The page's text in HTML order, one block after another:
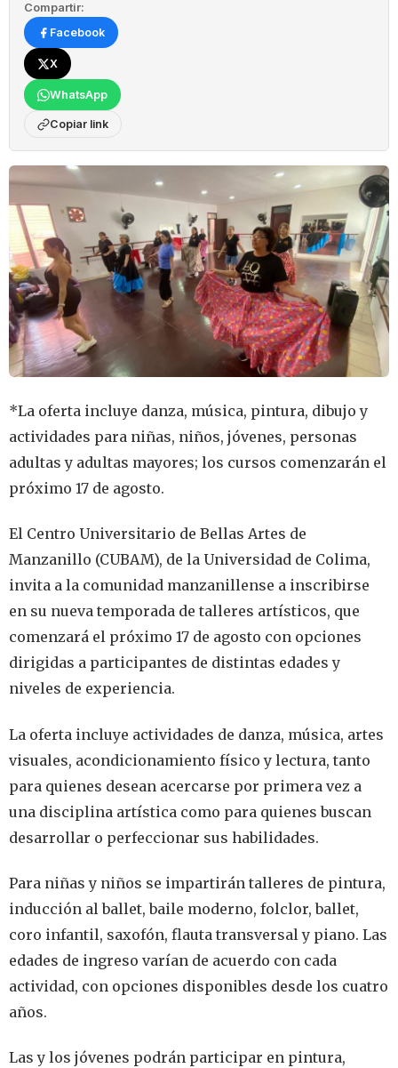
Compartir:
Facebook
X
WhatsApp
Copiar link
*La oferta incluye danza, música, pintura, dibujo y
actividades para niñas, niños, jóvenes, personas
adultas y adultas mayores; los cursos comenzarán el
próximo 17 de agosto.
El Centro Universitario de Bellas Artes de
Manzanillo (CUBAM), de la Universidad de Colima,
invita a la comunidad manzanillense a inscribirse
en su nueva temporada de talleres artísticos, que
comenzará el próximo 17 de agosto con opciones
dirigidas a participantes de distintas edades y
niveles de experiencia.
La oferta incluye actividades de danza, música, artes
visuales, acondicionamiento físico y lectura, tanto
para quienes desean acercarse por primera vez a
una disciplina artística como para quienes buscan
desarrollar o perfeccionar sus habilidades.
Para niñas y niños se impartirán talleres de pintura,
inducción al ballet, baile moderno, folclor, ballet,
coro infantil, saxofón, flauta transversal y piano. Las
edades de ingreso varían de acuerdo con cada
actividad, con opciones disponibles desde los cuatro
años.
Las y los jóvenes podrán participar en pintura,